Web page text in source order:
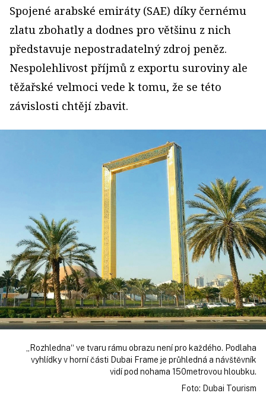
Spojené arabské emiráty (SAE) díky černému
zlatu zbohatly a dodnes pro většinu z nich
představuje nepostradatelný zdroj peněz.
Nespolehlivost příjmů z exportu suroviny ale
těžařské velmoci vede k tomu, že se této
závislosti chtějí zbavit.
„Rozhledna“ ve tvaru rámu obrazu není pro každého. Podlaha
vyhlídky v horní části Dubai Frame je průhledná a návštěvník
vidí pod nohama 150metrovou hloubku.
Foto: Dubai Tourism